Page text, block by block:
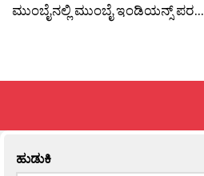
ಮುಂಬೈನಲ್ಲಿ ಮುಂಬೈ ಇಂಡಿಯನ್ಸ್​ ಪರ...
ಹುಡುಕಿ